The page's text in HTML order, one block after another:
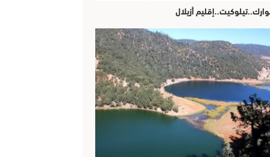
أزيلال